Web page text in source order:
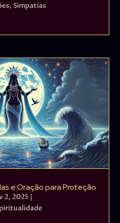
, Simpatias
e Oração para Proteção
2, 2025 |